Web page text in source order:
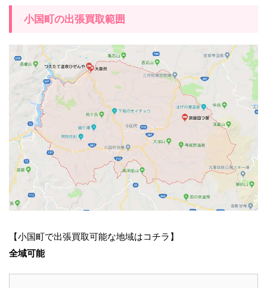
小国町の出張買取範囲
【小国町で出張買取可能な地域はコチラ】
全域可能